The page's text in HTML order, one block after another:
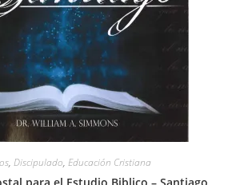
, Discipulado, Educación Cristiana
para el Estudio Biblico – Santiago